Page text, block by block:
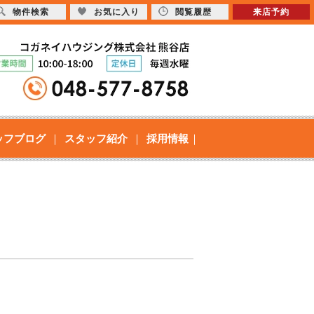
フブログ スタッフ紹介 採用情報
物件検索 お気に入り 閲覧履歴 来店予約